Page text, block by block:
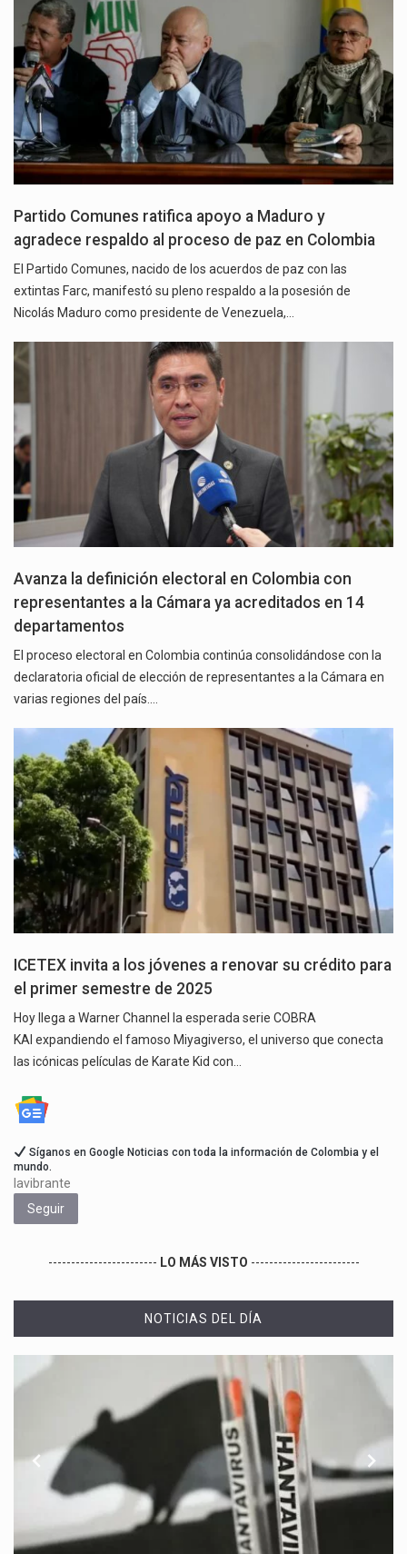
Partido Comunes ratifica apoyo a Maduro y
agradece respaldo al proceso de paz en Colombia
El Partido Comunes, nacido de los acuerdos de paz con las
extintas Farc, manifestó su pleno respaldo a la posesión de
Nicolás Maduro como presidente de Venezuela,…
Avanza la definición electoral en Colombia con
representantes a la Cámara ya acreditados en 14
departamentos
El proceso electoral en Colombia continúa consolidándose con la
declaratoria oficial de elección de representantes a la Cámara en
varias regiones del país.…
ICETEX invita a los jóvenes a renovar su crédito para
el primer semestre de 2025
Hoy llega a Warner Channel la esperada serie COBRA
KAI expandiendo el famoso Miyagiverso, el universo que conecta
las icónicas películas de Karate Kid con…
Síganos en Google Noticias con toda la información de Colombia y el
mundo.
lavibrante
Seguir
------------------------ LO MÁS VISTO ------------------------
NOTICIAS DEL DÍA